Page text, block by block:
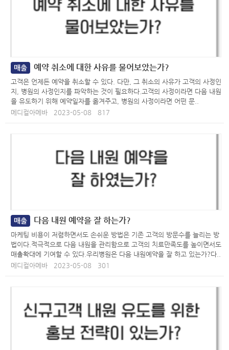
매출 예약 취소에 대한 사유를 물어보았는가?
고객은 언제든 예약을 취소할 수 있다. 다만, 그 취소의 사유가 고객의 사정인
지, 병원의 사정인지를 파악하는 것이 필요하다.고객의 사정이라면 다음 내원
을 유도하기 위해 예약일자를 옮겨주고, 병원의 사정이라면 어떤 문..
메디컬아메바
2023-05-08 817
매출 다음 내원 예약을 잘 하는가?
마케팅 비용이 저렴하면서도 손쉬운 방법은 기존 고객의 방문수를 늘리는 방
법이다.적극적으로 다음 내원을 관리함으로 고객의 치료만족도를 높이면서도
매출확대에 기여할 수 있다.우리병원은 다음 내원예약을 잘 하고 있는가?다..
메디컬아메바
2023-05-08 301